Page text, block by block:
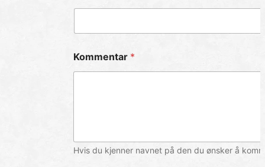
Kommentar *
Hvis du kjenner navnet på den du ønsker å